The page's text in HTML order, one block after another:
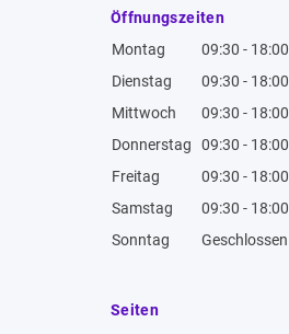
Öffnungszeiten
Montag
09:30 - 18:00
Dienstag
09:30 - 18:00
Mittwoch
09:30 - 18:00
Donnerstag
09:30 - 18:00
Freitag
09:30 - 18:00
Samstag
09:30 - 18:00
Sonntag
Geschlossen
Seiten